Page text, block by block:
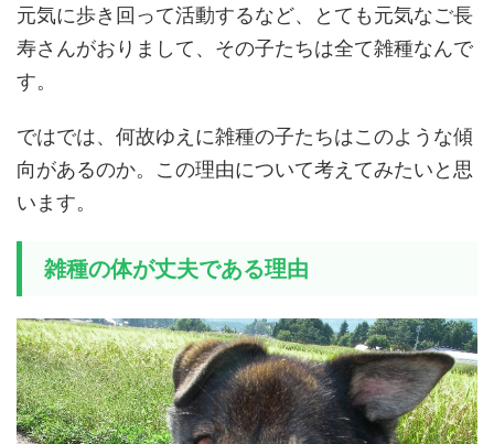
元気に歩き回って活動するなど、とても元気なご長
寿さんがおりまして、その子たちは全て雑種なんで
す。
ではでは、何故ゆえに雑種の子たちはこのような傾
向があるのか。この理由について考えてみたいと思
います。
雑種の体が丈夫である理由